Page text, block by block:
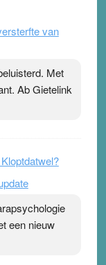
te verlagen
heeft zo’n
te
van
Met
Ab Gietelink
een nieuw